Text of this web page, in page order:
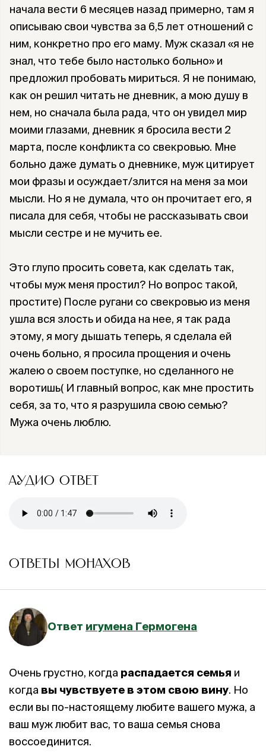
начала вести 6 месяцев назад примерно, там я
описываю свои чувства за 6,5 лет отношений с
ним, конкретно про его маму. Муж сказал «я не
знал, что тебе было настолько больно» и
предложил пробовать мириться. Я не понимаю,
как он решил читать не дневник, а мою душу в
нем, но сначала была рада, что он увидел мир
моими глазами, дневник я бросила вести 2
марта, после конфликта со свекровью. Мне
больно даже думать о дневнике, муж цитирует
мои фразы и осуждает/злится на меня за мои
мысли. Но я не думала, что он прочитает его, я
писала для себя, чтобы не рассказывать свои
мысли сестре и не мучить ее.
Это глупо просить совета, как сделать так,
чтобы муж меня простил? Но вопрос такой,
простите) После ругани со свекровью из меня
ушла вся злость и обида на нее, я так рада
этому, я могу дышать теперь, я сделала ей
очень больно, я просила прощения и очень
жалею о своем поступке, но сделанного не
воротишь( И главный вопрос, как мне простить
себя, за то, что я разрушила свою семью?
Мужа очень люблю.
АУДИО ОТВЕТ
ОТВЕТЫ МОНАХОВ
Ответ игумена Гермогена
Очень грустно, когда распадается семья и
когда вы чувствуете в этом свою вину. Но
если вы по-настоящему любите вашего мужа, а
ваш муж любит вас, то ваша семья снова
воссоединится.